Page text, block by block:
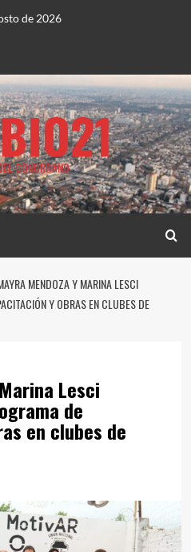
de 2026
CONURBANO
MENDOZA Y MARINA LESCI
Y OBRAS EN CLUBES DE
Lesci
de
en clubes de